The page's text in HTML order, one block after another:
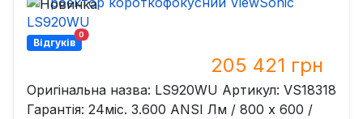
Відгуків
0
205 421 грн
Оригінальна назва: LS920WU Артикул: VS18318
Гарантія: 24міс. 3.600 ANSI Лм / 800 x 600 /